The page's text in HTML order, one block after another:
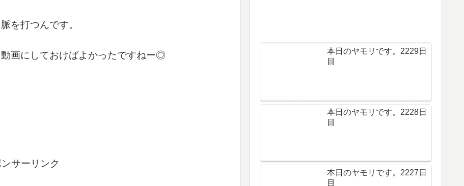
を打つんです。
画にしておけばよかったですねー◎
ンサーリンク
本日のヤモリです。2229日
目
本日のヤモリです。2228日
目
本日のヤモリです。2227日
目